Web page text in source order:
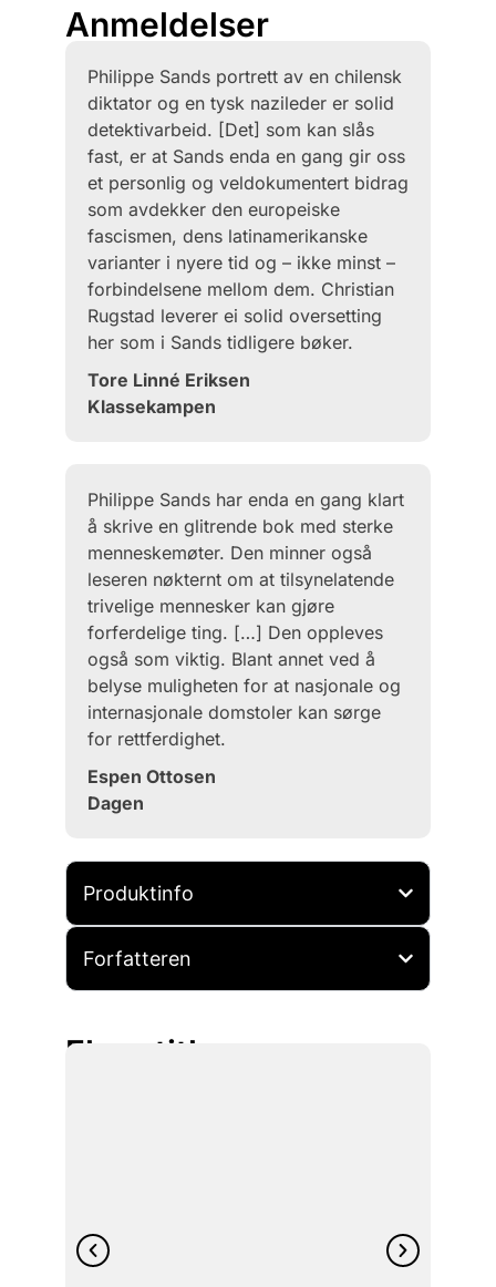
Anmeldelser
Philippe Sands portrett av en chilensk
diktator og en tysk nazileder er solid
detektivarbeid. [Det] som kan slås
fast, er at Sands enda en gang gir oss
et personlig og veldokumentert bidrag
som avdekker den europeiske
fascismen, dens latinamerikanske
varianter i nyere tid og – ikke minst –
forbindelsene mellom dem. Christian
Rugstad leverer ei solid oversetting
her som i Sands tidligere bøker.
Tore Linné Eriksen
Klassekampen
Philippe Sands har enda en gang klart
å skrive en glitrende bok med sterke
menneskemøter. Den minner også
leseren nøkternt om at tilsynelatende
trivelige mennesker kan gjøre
forferdelige ting. […] Den oppleves
også som viktig. Blant annet ved å
belyse muligheten for at nasjonale og
internasjonale domstoler kan sørge
for rettferdighet.
Espen Ottosen
Dagen
Produktinfo
Forfatteren
Flere titler